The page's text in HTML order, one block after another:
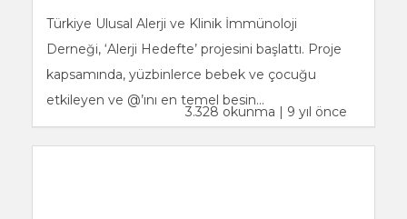
Türkiye Ulusal Alerji ve Klinik İmmünoloji
Derneği, ‘Alerji Hedefte’ projesini başlattı. Proje
kapsamında, yüzbinlerce bebek ve çocuğu
etkileyen ve @’ını en temel besin...
3.328 okunma | 9 yıl önce